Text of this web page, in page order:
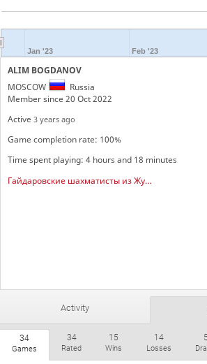
Jan '23 Feb '23
ALIM BOGDANOV
MOSCOW
Russia
Member since 20 Oct 2022
Active 3 years ago
Game completion rate: 100%
Time spent playing: 4 hours and 18 minutes
Гайдаровские шахматисты из Жулебино
Activity
34
Games
34
Rated
15
Wins
14
Losses
5